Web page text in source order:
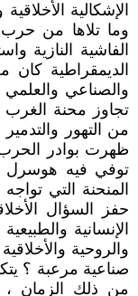
الإشكالية
وما تلاها من
الفاشية النازية
الديمقراطية كان
والصناعي والعلمي
تجاوز محنة الغرب
من التهور
ظهرت بوادر الحرب
توفي فيه هوسرل
المنحنة التي
حفز السؤال
الإنسانية
والروحية
صناعية مرعبة ؟
من ذلك الزمان ،